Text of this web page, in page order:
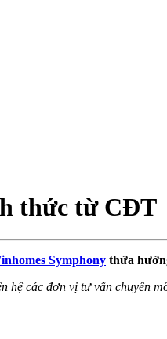
thức từ CĐT
Symphony thừa
các đơn vị tư vấn chuyên